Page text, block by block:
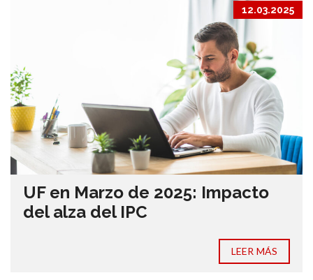
12.03.2025
UF en Marzo de 2025: Impacto
del alza del IPC
LEER MÁS